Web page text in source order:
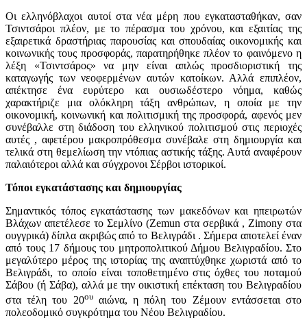
Οι ελληνόβλαχοι αυτοί στα νέα μέρη που εγκατασταθήκαν, σαν
Τσιντσάροι πλέον, με το πέρασμα του χρόνου, και εξαιτίας της
εξαιρετικά δραστήριας παρουσίας και σπουδαίας οικονομικής και
κοινωνικής τους προσφοράς, παρατηρήθηκε πλέον το φαινόμενο η
λέξη «Τσιντσάρος» να μην είναι απλώς προσδιοριστική της
καταγωγής των νεοφερμένων αυτών κατοίκων. Αλλά επιπλέον,
απέκτησε ένα ευρύτερο και ουσιωδέστερο νόημα, καθώς
χαρακτήριζε μια ολόκληρη τάξη ανθρώπων, η οποία με την
οικονομική, κοινωνική και πολιτισμική της προσφορά, αφενός μεν
συνέβαλλε στη διάδοση του ελληνικού πολιτισμού στις περιοχές
αυτές , αφετέρου μακροπρόθεσμα συνέβαλε στη δημιουργία και
τελικά στη θεμελίωση την ντόπιας αστικής τάξης. Αυτά αναφέρουν
παλαιότεροι αλλά και σύγχρονοι Σέρβοι ιστορικοί.
Τόποι εγκατάστασης και δημιουργίας
Σημαντικός τόπος εγκατάστασης των μακεδόνων και ηπειρωτών
Βλάχων απετέλεσε το Σεμλίνο (Zemun στα σερβικά , Zimony στα
ουγγρικά) δίπλα ακριβώς από το Βελιγράδι . Σήμερα αποτελεί έναν
από τους 17 δήμους του μητροπολιτικού Δήμου Βελιγραδίου. Στο
μεγαλύτερο μέρος της ιστορίας της αναπτύχθηκε χωριστά από το
Βελιγράδι, το οποίο είναι τοποθετημένο στις όχθες του ποταμού
Σάβου (ή Σάβα), αλλά με την οικιστική επέκταση του Βελιγραδίου
στα τέλη του 20ουαιώνα, η πόλη του Ζέμουν εντάσσεται στο
πολεοδομικό συγκρότημα του Νέου Βελιγραδίου.